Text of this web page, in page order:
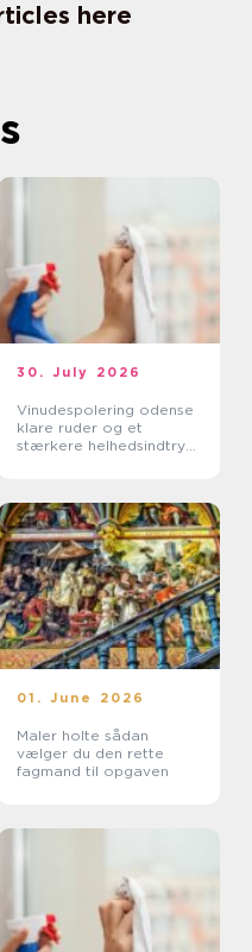
here
30. July 2026
Vinudespolering odense
klare ruder og et
stærkere helhedsindtryk
01. June 2026
Maler holte sådan
vælger du den rette
fagmand til opgaven